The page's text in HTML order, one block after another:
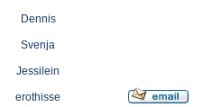
Dennis
Svenja
Jessilein
erothisse